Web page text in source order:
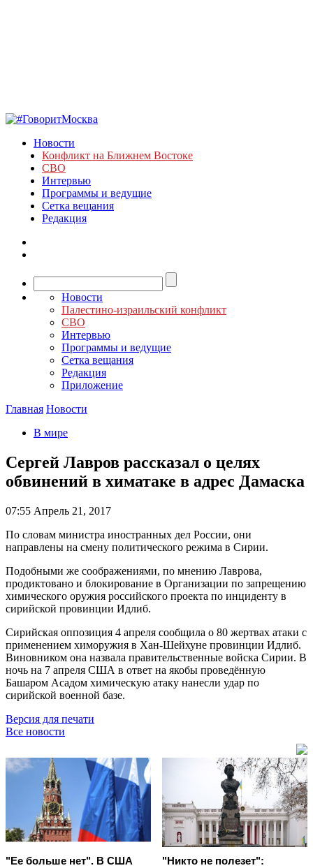
Новости
Конфликт на Ближнем Востоке
СВО
Интервью
Программы и ведущие
Сетка вещания
Редакция
Новости
Палестино-израильский конфликт
СВО
Интервью
Программы и ведущие
Сетка вещания
Редакция
Приложение
Главная Новости
В мире
Сергей Лавров рассказал о целях
обвинений в химатаке в адрес Дамаска
07:55 Апрель 21, 2017
По словам министра иностранных дел России, они
направлены на смену политического режима в Сирии.
Подобными же соображениями, по мнению Лаврова,
продиктовано и блокирование в Организации по запрещению
химического оружия российского проекта по инциденту в
сирийской провинции Идлиб.
Сирийская оппозиция 4 апреля сообщила о 80 жертвах атаки с
применением химоружия в Хан-Шейхуне провинции Идлиб.
Виновником она назвала правительственные войска Сирии. В
ночь на 7 апреля США в ответ на якобы проведённую
Башаром Асадом химическую атаку нанесли удар по
сирийской военной базе.
Версия для печати
Все новости
"Ее больше нет". В США
"Никто не полезет":